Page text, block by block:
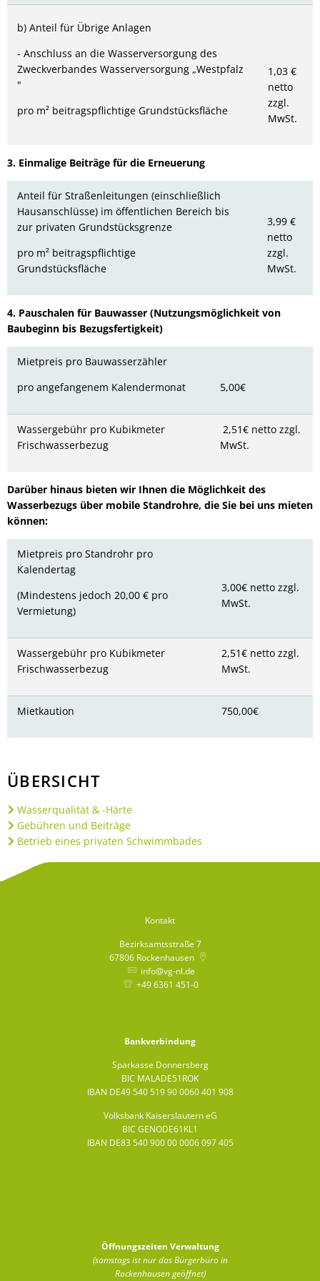
b) Anteil für Übrige Anlagen
- Anschluss an die Wasserversorgung des
Zweckverbandes Wasserversorgung „Westpfalz
"
pro m² beitragspflichtige Grundstücksfläche
1,03 €
netto
zzgl.
MwSt.
3. Einmalige Beiträge für die Erneuerung
Anteil für Straßenleitungen (einschließlich
Hausanschlüsse) im öffentlichen Bereich bis
zur privaten Grundstücksgrenze
pro m² beitragspflichtige
Grundstücksfläche
3,99 €
netto
zzgl.
MwSt.
4. Pauschalen für Bauwasser (Nutzungsmöglichkeit von
Baubeginn bis Bezugsfertigkeit)
Mietpreis pro Bauwasserzähler
pro angefangenem Kalendermonat
5,00€
Wassergebühr pro Kubikmeter
Frischwasserbezug
2,51€ netto zzgl.
MwSt.
Darüber hinaus bieten wir Ihnen die Möglichkeit des
Wasserbezugs über mobile Standrohre, die Sie bei uns mieten
können:
Mietpreis pro Standrohr pro
Kalendertag
(Mindestens jedoch 20,00 € pro
Vermietung)
3,00€ netto zzgl.
MwSt.
Wassergebühr pro Kubikmeter
Frischwasserbezug
2,51€ netto zzgl.
MwSt.
Mietkaution 750,00€
ÜBERSICHT
Wasserqualität & -Härte
Gebühren und Beiträge
Betrieb eines privaten Schwimmbades
Kontakt
Bezirksamtsstraße 7
67806 Rockenhausen
info@vg-nl.de
+49 6361 451-0
Bankverbindung
Sparkasse Donnersberg
BIC MALADE51ROK
IBAN DE49 540 519 90 0060 401 908
Volksbank Kaiserslautern eG
BIC GENODE61KL1
IBAN DE83 540 900 00 0006 097 405
Öffnungszeiten Verwaltung
(samstags ist nur das Bürgerbüro in
Rockenhausen geöffnet)